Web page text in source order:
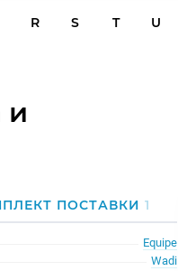
R S T U
и
ПОСТАВКИ1
Equipe
Wadi